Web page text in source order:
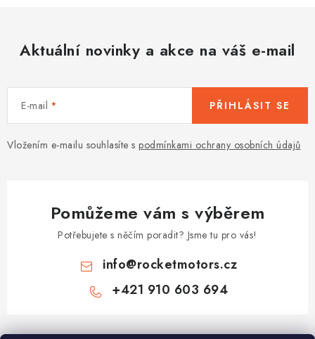
Aktuální novinky a akce na váš e-mail
E-mail
Vložením e-mailu souhlasíte s podmínkami ochrany osobních údajů
PŘIHLÁSIT SE
Pomůžeme vám s výběrem
Potřebujete s něčím poradit? Jsme tu pro vás!
info@rocketmotors.cz
+421 910 603 694
Z